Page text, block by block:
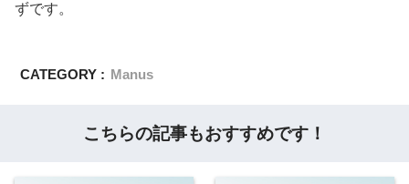
ずです。
CATEGORY : Manus
こちらの記事もおすすめです！